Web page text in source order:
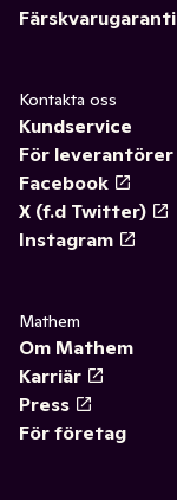
Färskvarugaranti
Kontakta oss
Kundservice
För leverantörer
Facebook
X (f.d Twitter)
Instagram
Mathem
Om Mathem
Karriär
Press
För företag